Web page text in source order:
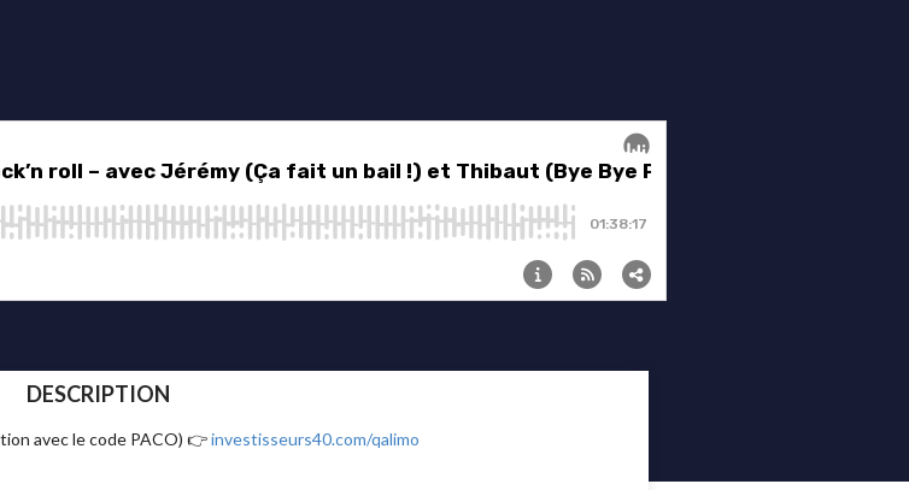
DESCRIPTION
avec le code PACO) 👉investisseurs40.com/qalimo